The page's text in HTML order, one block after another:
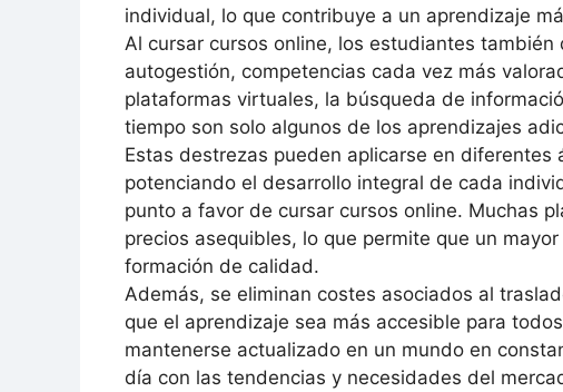
individual, lo que contribuye a un aprendizaje
Al cursar cursos online, los estudiantes
autogestión, competencias cada vez más
plataformas virtuales, la búsqueda de
tiempo son solo algunos de los aprendizajes
Estas destrezas pueden aplicarse en diferentes
potenciando el desarrollo integral de cada
punto a favor de cursar cursos online. Muchas
precios asequibles, lo que permite que un
formación de calidad.
Además, se eliminan costes asociados al
que el aprendizaje sea más accesible para
mantenerse actualizado en un mundo en
día con las tendencias y necesidades del